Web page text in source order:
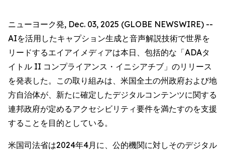
ニューヨーク発, Dec. 03, 2025 (GLOBE NEWSWIRE) --
AIを活用したキャプション生成と音声解説技術で世界を
リードするエイアイメディアは本日、包括的な「ADAタ
イトル II コンプライアンス・イニシアチブ」のリリース
を発表した。この取り組みは、米国全土の州政府および地
方自治体が、新たに確定したデジタルコンテンツに関する
連邦政府が定めるアクセシビリティ要件を満たすのを支援
することを目的としている。
米国司法省は2024年4月に、公的機関に対しそのデジタル